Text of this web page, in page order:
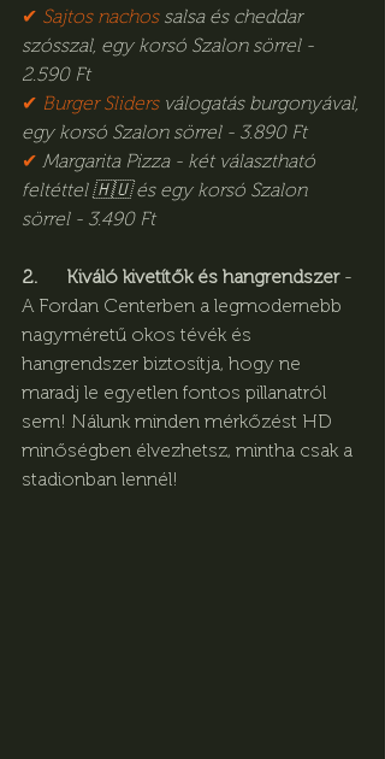
✔︎ Sajtos nachos salsa és cheddar
szósszal, egy korsó Szalon sörrel -
2.590 Ft
✔︎ Burger Sliders válogatás burgonyával,
egy korsó Szalon sörrel - 3.890 Ft
✔︎ Margarita Pizza - két választható
feltéttel 🇭🇺 és egy korsó Szalon
sörrel - 3.490 Ft
2.      Kiváló kivetítők és hangrendszer -
A Fordan Centerben a legmodernebb
nagyméretű okos tévék és
hangrendszer biztosítja, hogy ne
maradj le egyetlen fontos pillanatról
sem! Nálunk minden mérkőzést HD
minőségben élvezhetsz, mintha csak a
stadionban lennél!